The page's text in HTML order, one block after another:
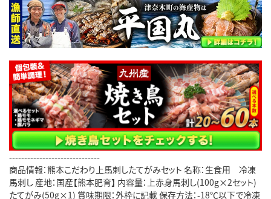
------------------------------
商品情報：熊本こだわり上馬刺したてがみセット 名称：生食用 冷凍
馬刺し 産地：国産【熊本肥育】 内容量：上赤身馬刺し(100g×2セット)
たてがみ(50g×1) 賞味期限：外枠に記載 保存方法：-18℃以下で冷凍